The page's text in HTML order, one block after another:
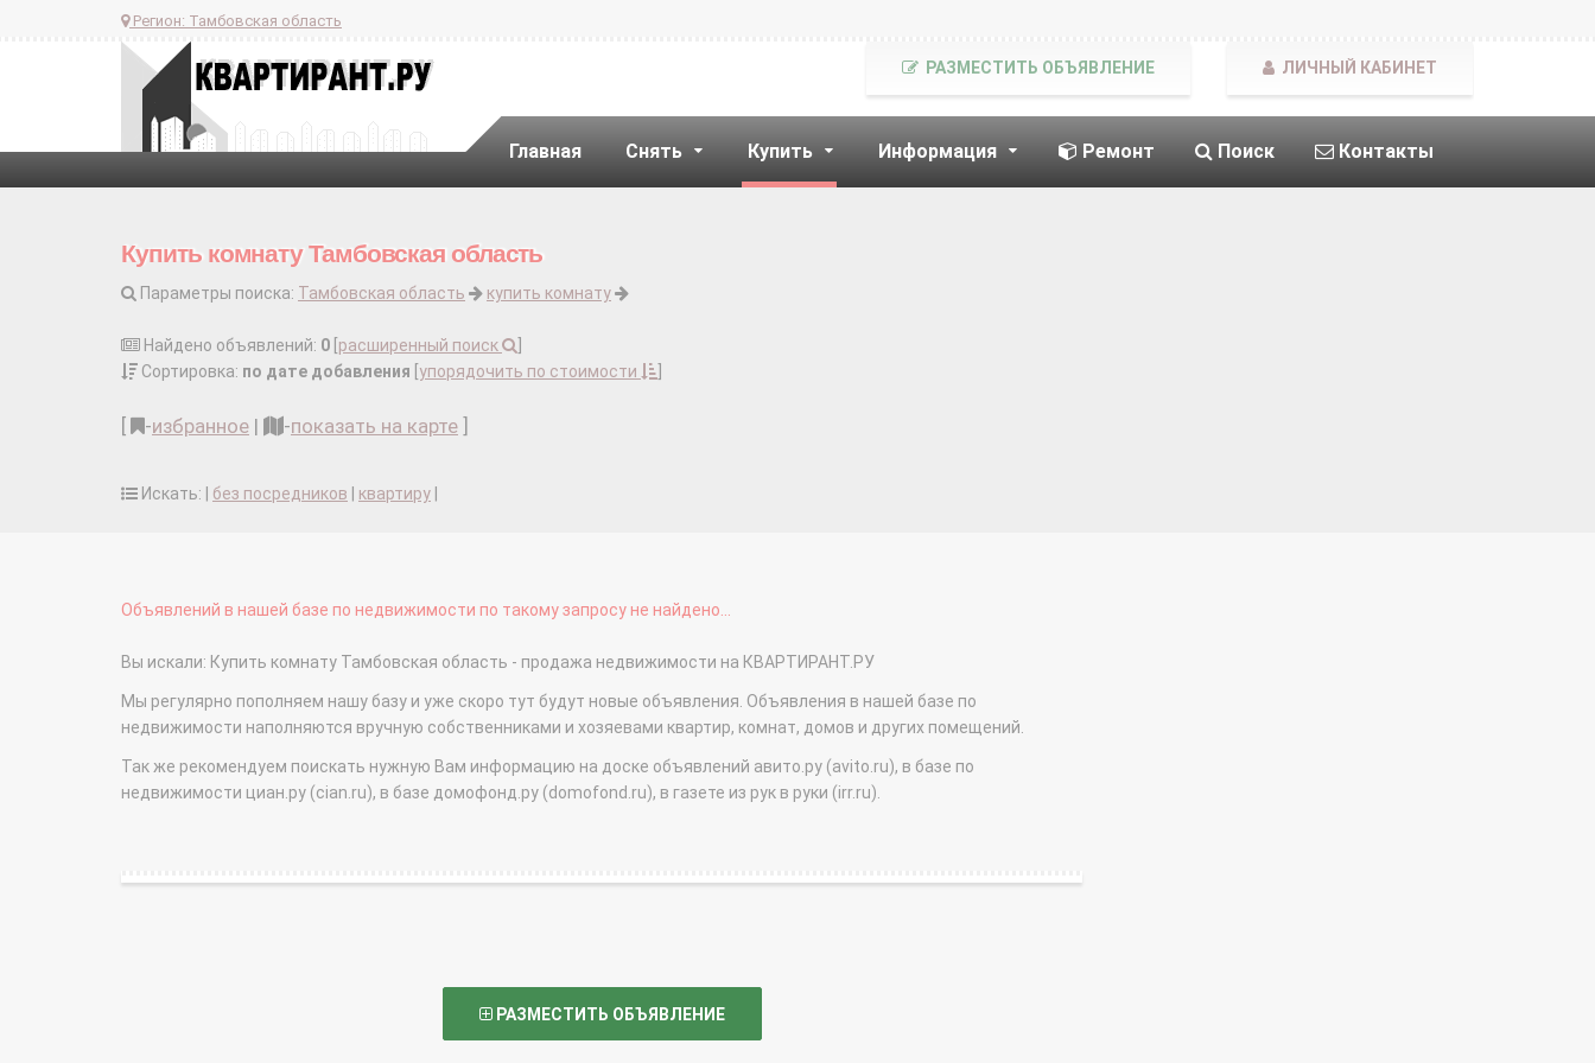
Регион: Тамбовская область
Главная Снять Купить Информация Ремонт Поиск Контакты
РАЗМЕСТИТЬ ОБЪЯВЛЕНИЕ ЛИЧНЫЙ КАБИНЕТ
Купить комнату Тамбовская область
Параметры поиска: Тамбовская область купить комнату
Найдено объявлений: 0 расширенный поиск
Сортировка: по дате добавления упорядочить по стоимости
-избранное | -показать на карте
Искать: | без посредников квартиру
Объявлений в нашей базе по недвижимости по такому запросу не найдено...
Вы искали: Купить комнату Тамбовская область - продажа недвижимости на КВАРТИРАНТ.РУ
Мы регулярно пополняем нашу базу и уже скоро тут будут новые объявления. Объявления в нашей базе по
недвижимости наполняются вручную собственниками и хозяевами квартир, комнат, домов и других помещений.
Так же рекомендуем поискать нужную Вам информацию на доске объявлений авито.ру (avito.ru), в базе по
недвижимости циан.ру (cian.ru), в базе домофонд.ру (domofond.ru), в газете из рук в руки (irr.ru).
РАЗМЕСТИТЬ ОБЪЯВЛЕНИЕ